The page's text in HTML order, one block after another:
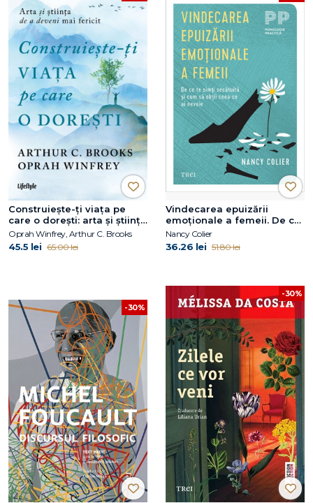
Construiește-ți viața pe
care o dorești: arta și știința
de a deveni mai fericit
Oprah Winfrey, Arthur C. Brooks
45.5 lei 65.00 lei
Vindecarea epuizării
emoționale a femeii. De ce
te simți secătuită și cum să
obții ceea ce ai nevoie
Nancy Colier
36.26 lei 51.80 lei
-30%
-30%